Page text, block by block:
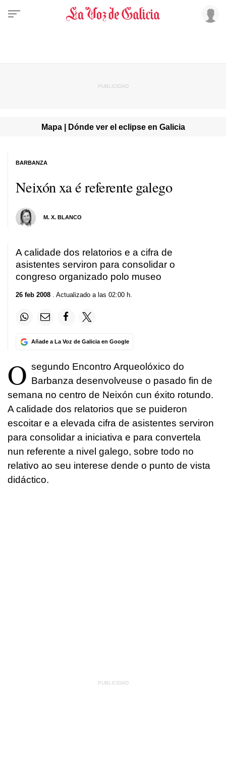
Mapa | Dónde ver el eclipse en Galicia
Neixón xa é referente galego
M. X. BLANCO
BARBANZA
A calidade dos relatorios e a cifra de
asistentes serviron para consolidar o
congreso organizado polo museo
26 feb 2008 . Actualizado a las 02:00 h.
Añade a La Voz de Galicia en Google
O segundo Encontro Arqueolóxico do
Barbanza desenvolveuse o pasado fin de
semana no centro de Neixón cun éxito rotundo.
A calidade dos relatorios que se puideron
escoitar e a elevada cifra de asistentes serviron
para consolidar a iniciativa e para convertela
nun referente a nivel galego, sobre todo no
relativo ao seu interese dende o punto de vista
didáctico.